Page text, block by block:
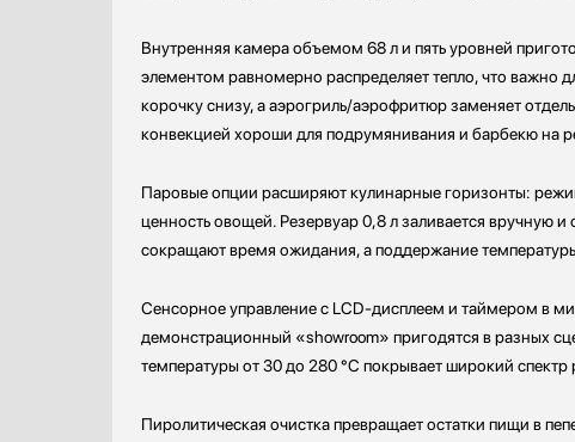
Стиральные машины
Сушильные машины
Телевизоры
Тостеры
Утюги
Фены
Холодильники
Хьюмидоры
Чайники
Внутренняя камера объемом 68 л и пять уровней
элементом равномерно распределяет тепло, что важно
корочку снизу, а аэрогриль/аэрофритюр заменяет
конвекцией хороши для подрумянивания и барбекю на
Паровые опции расширяют кулинарные горизонты:
ценность овощей. Резервуар 0,8 л заливается вручную
сокращают время ожидания, а поддержание
Сенсорное управление с LCD-дисплеем и таймером в
демонстрационный «showroom» пригодятся в разных
температуры от 30 до 280 °C покрывает широкий
Пиролитическая очистка превращает остатки пищи в